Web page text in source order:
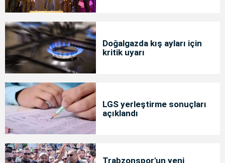
Doğalgazda kış ayları için
kritik uyarı
LGS yerleştirme sonuçları
açıklandı
Trabzonspor'un yeni